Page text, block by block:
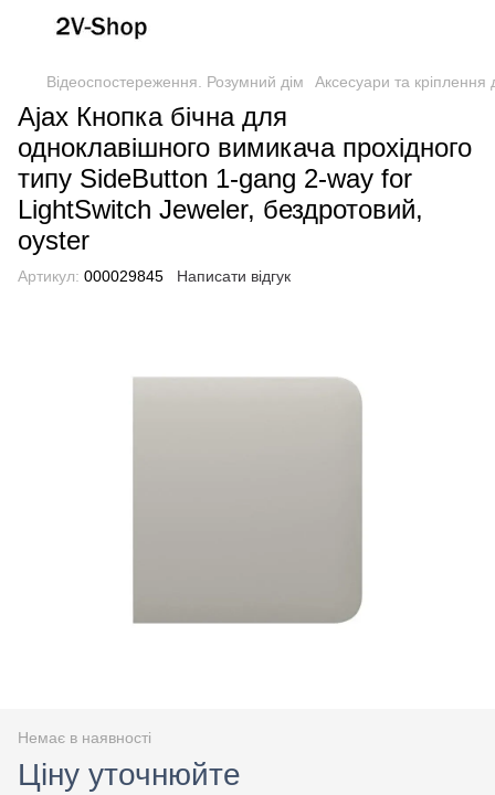
Відеоспостереження. Розумний дім Аксесуари та кріплення
Ajax Кнопка бічна для
одноклавішного вимикача прохідного
типу SideButton 1-gang 2-way for
LightSwitch Jeweler, бездротовий,
oyster
Артикул: 000029845 Написати відгук
Немає в наявності
Ціну уточнюйте